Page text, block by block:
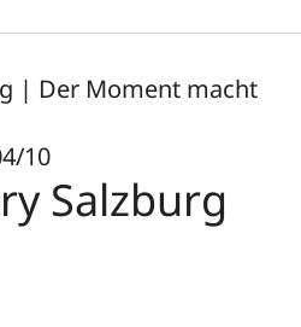
| Der Moment macht
10
Salzburg